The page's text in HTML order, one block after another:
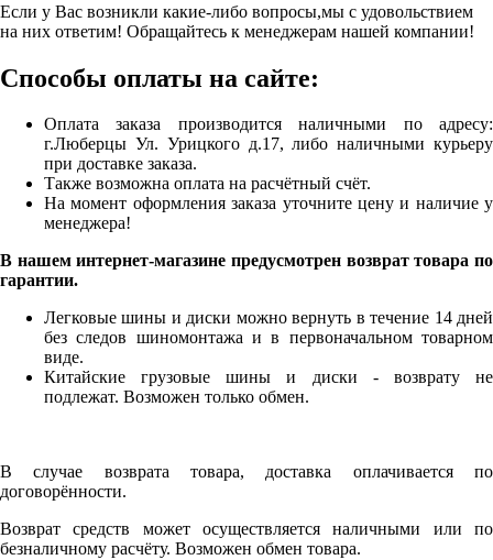
Если у Вас возникли какие-либо вопросы,мы с удовольствием
на них ответим! Обращайтесь к менеджерам нашей компании!
Способы оплаты на сайте:
Оплата заказа производится наличными по адресу:
г.Люберцы Ул. Урицкого д.17, либо наличными курьеру
при доставке заказа.
Также возможна оплата на расчётный счёт.
На момент оформления заказа уточните цену и наличие у
менеджера!
В нашем интернет-магазине предусмотрен возврат товара по
гарантии.
Легковые шины и диски можно вернуть в течение 14 дней
без следов шиномонтажа и в первоначальном товарном
виде.
Китайские грузовые шины и диски - возврату не
подлежат. Возможен только обмен.
В случае возврата товара, доставка оплачивается по
договорённости.
Возврат средств может осуществляется наличными или по
безналичному расчёту. Возможен обмен товара.